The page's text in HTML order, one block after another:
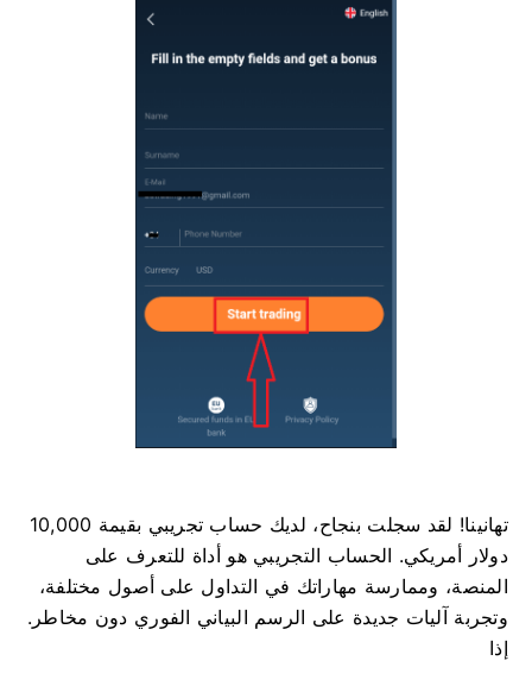
تهانينا! لقد سجلت بنجاح، لديك حساب تجريبي بقيمة 10,000
دولار أمريكي. الحساب التجريبي هو أداة للتعرف على
المنصة، وممارسة مهاراتك في التداول على أصول مختلفة،
وتجربة آليات جديدة على الرسم البياني الفوري دون مخاطر.
إذا